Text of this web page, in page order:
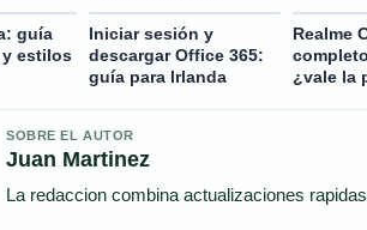
guía
estilos
Iniciar sesión y
descargar Office 365:
guía para Irlanda
Realme
¿vale la
SOBRE EL AUTOR
Juan Martinez
La redaccion combina actualizaciones